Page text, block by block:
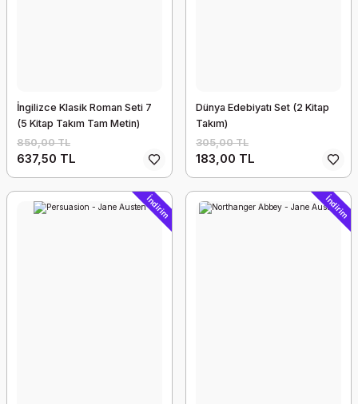
İngilizce Klasik Roman Seti 7
(5 Kitap Takım Tam Metin)
850,00 TL
637,50 TL
Dünya Edebiyatı Set (2 Kitap
Takım)
305,00 TL
183,00 TL
İndirim İndirim